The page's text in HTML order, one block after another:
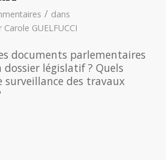
/ dans
Carole GUELFUCCI
documents parlementaires
dossier législatif ? Quels
des travaux